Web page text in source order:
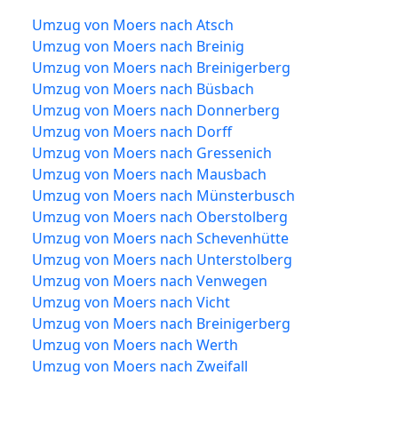
Umzug von Moers nach Atsch
Umzug von Moers nach Breinig
Umzug von Moers nach Breinigerberg
Umzug von Moers nach Büsbach
Umzug von Moers nach Donnerberg
Umzug von Moers nach Dorff
Umzug von Moers nach Gressenich
Umzug von Moers nach Mausbach
Umzug von Moers nach Münsterbusch
Umzug von Moers nach Oberstolberg
Umzug von Moers nach Schevenhütte
Umzug von Moers nach Unterstolberg
Umzug von Moers nach Venwegen
Umzug von Moers nach Vicht
Umzug von Moers nach Breinigerberg
Umzug von Moers nach Werth
Umzug von Moers nach Zweifall